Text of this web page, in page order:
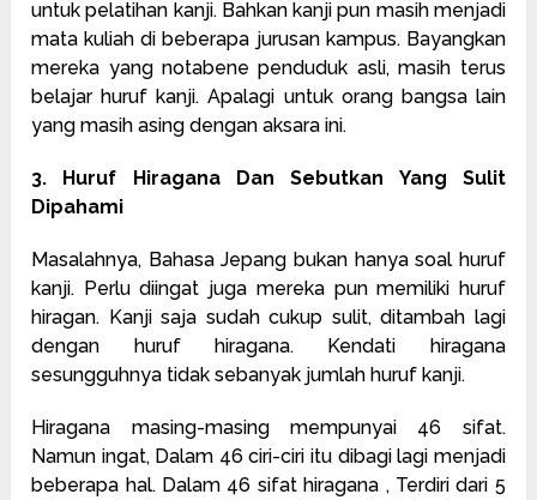
untuk pelatihan kanji. Bahkan kanji pun masih menjadi
mata kuliah di beberapa jurusan kampus. Bayangkan
mereka yang notabene penduduk asli, masih terus
belajar huruf kanji. Apalagi untuk orang bangsa lain
yang masih asing dengan aksara ini.
3. Huruf Hiragana Dan Sebutkan Yang Sulit
Dipahami
Masalahnya, Bahasa Jepang bukan hanya soal huruf
kanji. Perlu diingat juga mereka pun memiliki huruf
hiragan. Kanji saja sudah cukup sulit, ditambah lagi
dengan huruf hiragana. Kendati hiragana
sesungguhnya tidak sebanyak jumlah huruf kanji.
Hiragana masing-masing mempunyai 46 sifat.
Namun ingat, Dalam 46 ciri-ciri itu dibagi lagi menjadi
beberapa hal. Dalam 46 sifat hiragana , Terdiri dari 5